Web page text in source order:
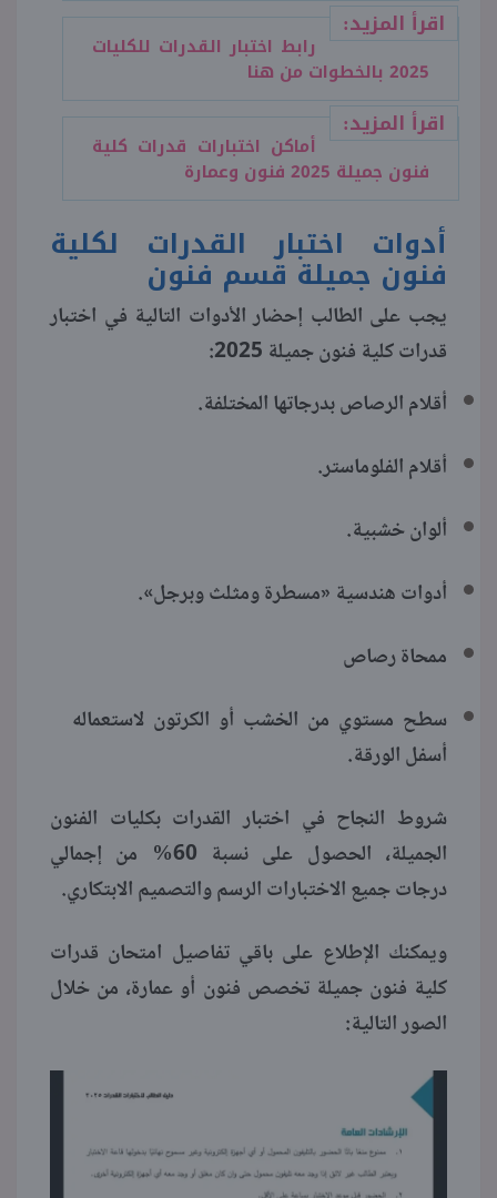
اقرأ المزيد:
رابط اختبار القدرات للكليات
2025 بالخطوات من هنا
اقرأ المزيد:
أماكن اختبارات قدرات كلية
فنون جميلة 2025 فنون وعمارة
أدوات اختبار القدرات لكلية
فنون جميلة قسم فنون
يجب على الطالب إحضار الأدوات التالية في اختبار
قدرات كلية فنون جميلة 2025:
أقلام الرصاص بدرجاتها المختلفة.
أقلام الفلوماستر.
ألوان خشبية.
أدوات هندسية «مسطرة ومثلث وبرجل».
ممحاة رصاص
سطح مستوي من الخشب أو الكرتون لاستعماله
أسفل الورقة.
شروط النجاح في اختبار القدرات بكليات الفنون
الجميلة، الحصول على نسبة 60% من إجمالي
درجات جميع الاختبارات الرسم والتصميم الابتكاري.
ويمكنك الإطلاع على باقي تفاصيل امتحان قدرات
كلية فنون جميلة تخصص فنون أو عمارة، من خلال
الصور التالية: